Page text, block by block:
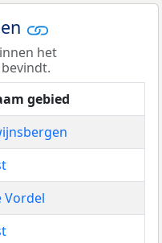
het
gebied
Vordel